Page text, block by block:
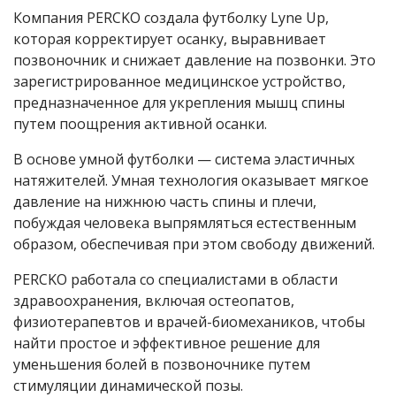
Компания PERCKO создала футболку Lyne Up,
которая корректирует осанку, выравнивает
позвоночник и снижает давление на позвонки. Это
зарегистрированное медицинское устройство,
предназначенное для укрепления мышц спины
путем поощрения активной осанки.
В основе умной футболки — система эластичных
натяжителей. Умная технология оказывает мягкое
давление на нижнюю часть спины и плечи,
побуждая человека выпрямляться естественным
образом, обеспечивая при этом свободу движений.
PERCKO работала со специалистами в области
здравоохранения, включая остеопатов,
физиотерапевтов и врачей-биомехаников, чтобы
найти простое и эффективное решение для
уменьшения болей в позвоночнике путем
стимуляции динамической позы.